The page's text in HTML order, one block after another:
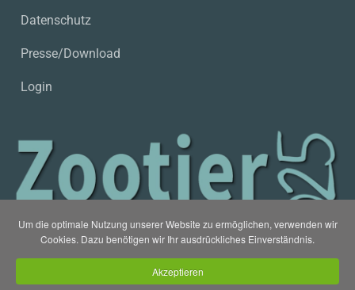
Um die optimale Nutzung unserer Website zu ermöglichen, verwenden wir
Cookies. Dazu benötigen wir Ihr ausdrückliches Einverständnis.
Akzeptieren
Datenschutz
Presse/Download
Login